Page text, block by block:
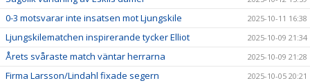
0-3 motsvarar inte insatsen mot Ljungskile 2025-10-11 16:38
Ljungskilematchen inspirerande tycker Elliot 2025-10-09 21:34
Årets svåraste match väntar herrarna 2025-10-09 21:28
Firma Larsson/Lindahl fixade segern 2025-10-05 20:21